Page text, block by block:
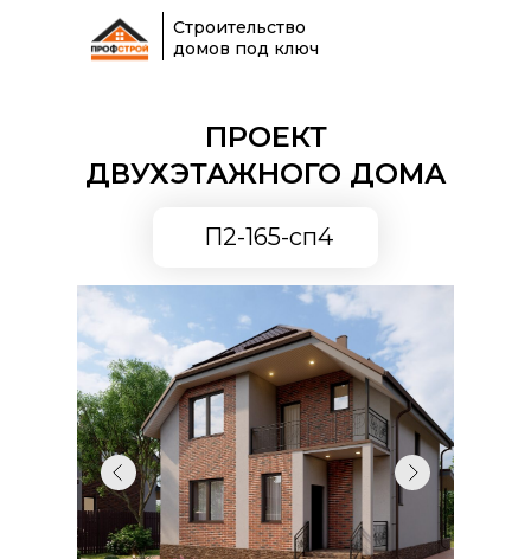
П2-165-сп4
ПРОЕКТ
ДВУХЭТАЖНОГО ДОМА
Строительство
домов под ключ